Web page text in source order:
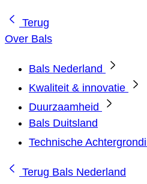
Terug
Over Bals
Bals Nederland
Kwaliteit & innovatie
Duurzaamheid
Bals Duitsland
Technische
Terug Bals Nederland